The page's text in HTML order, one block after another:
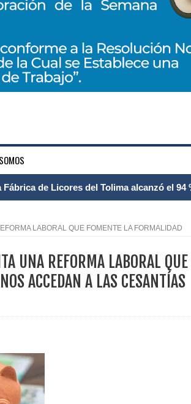
fortalece su conectividad con una
Departamental para el abordaje de
espacios comunitarios que llevaban
LABORAL QUE FOMENTE LA FORMALIDAD
UNA REFORMA LABORAL QUE
ACCEDAN A LAS CESANTÍAS